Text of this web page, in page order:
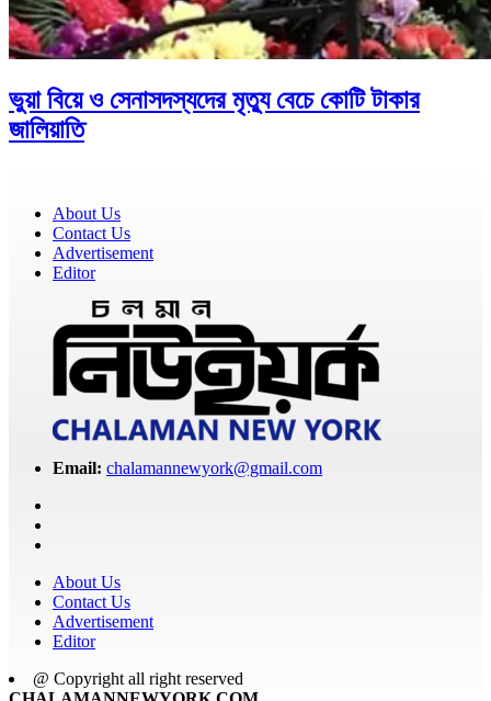
ভুয়া বিয়ে ও সেনাসদস্যদের মৃত্যু বেচে কোটি টাকার
জালিয়াতি
About Us
Contact Us
Advertisement
Editor
Email: chalamannewyork@gmail.com
About Us
Contact Us
Advertisement
Editor
@ Copyright all right reserved